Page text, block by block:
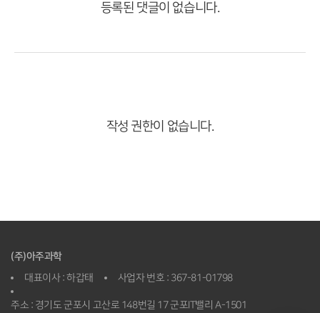
등록된 댓글이 없습니다.
작성 권한이 없습니다.
(주)아주과학
대표이사 : 하갑태 사업자 번호 : 367-81-01798
주소 : 경기도 군포시 고산로 148번길 17 군포IT밸리 A-1501